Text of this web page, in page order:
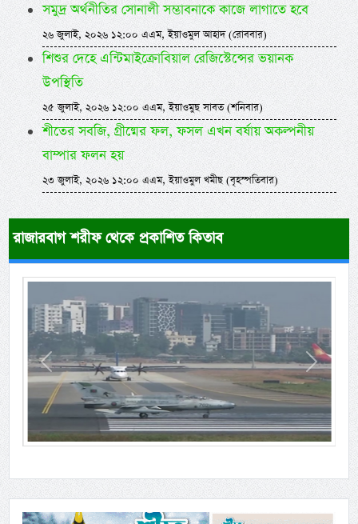
সমুদ্র অর্থনীতির সোনালী সম্ভাবনাকে কাজে লাগাতে হবে
২৬ জুলাই, ২০২৬ ১২:০০ এএম, ইয়াওমুল আহাদ (রোববার)
শিশুর দেহে এন্টিমাইক্রোবিয়াল রেজিস্টেন্সের ভয়ানক
উপস্থিতি
২৫ জুলাই, ২০২৬ ১২:০০ এএম, ইয়াওমুছ সাবত (শনিবার)
শীতের সবজি, গ্রীষ্মের ফল, ফসল এখন বর্ষায় অকল্পনীয়
বাম্পার ফলন হয়
২৩ জুলাই, ২০২৬ ১২:০০ এএম, ইয়াওমুল খমীছ (বৃহস্পতিবার)
রাজারবাগ শরীফ থেকে প্রকাশিত কিতাব
Previous Next